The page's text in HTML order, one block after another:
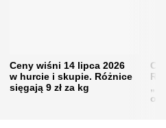
Ceny wiśni 14 lipca 2026
w hurcie i skupie. Różnice
sięgają 9 zł za kg